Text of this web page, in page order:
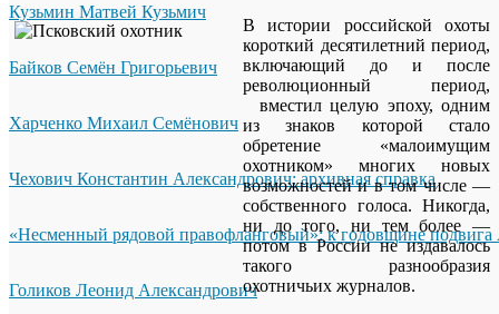
Кузьмин Матвей Кузьмич
Байков Семён Григорьевич
Харченко Михаил Семёнович
Чехович Константин Александрович: архивная справка
«Несменный рядовой правофланговый»: к годовщине подвига
Голиков Леонид Александрович
В истории российской охоты
короткий десятилетний период,
включающий до и после
революционный период,
вместил целую эпоху, одним
из знаков которой стало
обретение «малоимущим
охотником» многих новых
возможностей и в том числе —
собственного голоса. Никогда,
ни до того, ни тем более —
потом в России не издавалось
такого разнообразия
охотничьих журналов.